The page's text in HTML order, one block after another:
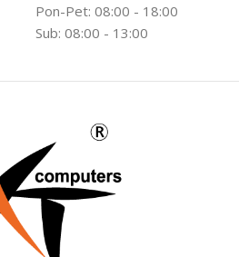
Pon-Pet: 08:00 - 18:00
Sub: 08:00 - 13:00